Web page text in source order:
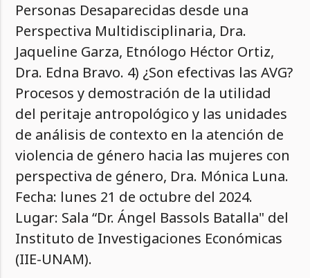
Personas Desaparecidas desde una
Perspectiva Multidisciplinaria, Dra.
Jaqueline Garza, Etnólogo Héctor Ortiz,
Dra. Edna Bravo. 4) ¿Son efectivas las AVG?
Procesos y demostración de la utilidad
del peritaje antropológico y las unidades
de análisis de contexto en la atención de
violencia de género hacia las mujeres con
perspectiva de género, Dra. Mónica Luna.
Fecha: lunes 21 de octubre del 2024.
Lugar: Sala “Dr. Ángel Bassols Batalla" del
Instituto de Investigaciones Económicas
(IIE-UNAM).